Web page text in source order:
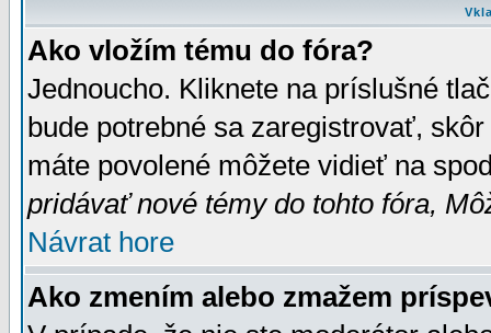
Ako vložím tému do fóra?
Jednoucho. Kliknete na príslušné
bude potrebné sa zaregistrovať,
máte povolené môžete vidieť na
pridávať nové témy do tohto fóra,
Návrat hore
Ako zmením alebo zmažem